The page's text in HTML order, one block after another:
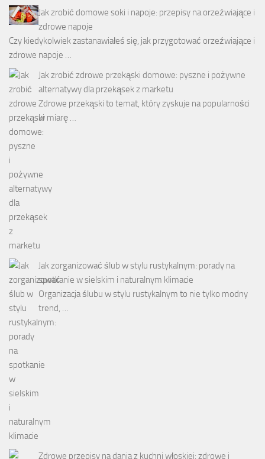
Jak zrobić domowe soki i napoje: przepisy na orzeźwiające i
zdrowe napoje
Czy kiedykolwiek zastanawiałeś się, jak przygotować orzeźwiające i
zdrowe napoje …
Jak zrobić zdrowe przekąski domowe: pyszne i pożywne
alternatywy dla przekąsek z marketu
Zdrowe przekąski to temat, który zyskuje na popularności
w miarę …
Jak zorganizować ślub w stylu rustykalnym: porady na
spotkanie w sielskim i naturalnym klimacie
Organizacja ślubu w stylu rustykalnym to nie tylko modny
trend, …
Zdrowe przepisy na dania z kuchni włoskiej: zdrowe i